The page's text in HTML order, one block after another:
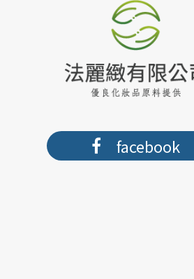
facebook